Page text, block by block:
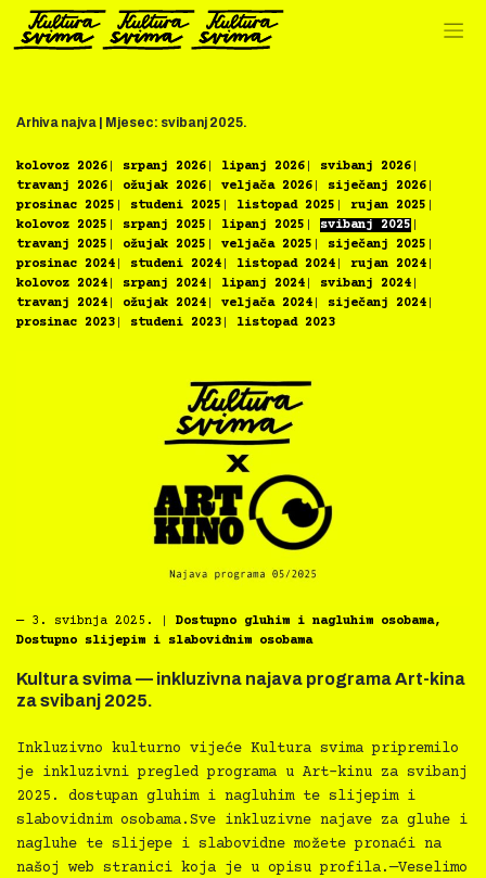
Preskoči
sadržaj
Arhiva najva | Mjesec: svibanj 2025.
kolovoz 2026 srpanj 2026 lipanj 2026
svibanj 2026
travanj 2026
ožujak 2026 veljača 2026
siječanj 2026
prosinac 2025
studeni 2025 listopad 2025
rujan 2025
kolovoz 2025
srpanj 2025 lipanj 2025
svibanj 2025
travanj 2025
ožujak 2025 veljača 2025
siječanj 2025
prosinac 2024
studeni 2024 listopad 2024
rujan 2024
kolovoz 2024
srpanj 2024 lipanj 2024
svibanj 2024
travanj 2024
ožujak 2024 veljača 2024
siječanj 2024
prosinac 2023
studeni 2023 listopad 2023
― 3. svibnja 2025. Dostupno gluhim i nagluhim osobama,
Dostupno slijepim i slabovidnim osobama
Kultura svima — inkluzivna najava programa Art-kina
za svibanj 2025.
Inkluzivno kulturno vijeće Kultura svima pripremilo
je inkluzivni pregled programa u Art-kinu za svibanj
2025. dostupan gluhim i nagluhim te slijepim i
slabovidnim osobama.Sve inkluzivne najave za gluhe i
nagluhe te slijepe i slabovidne možete pronaći na
našoj web stranici koja je u opisu profila.—Veselimo